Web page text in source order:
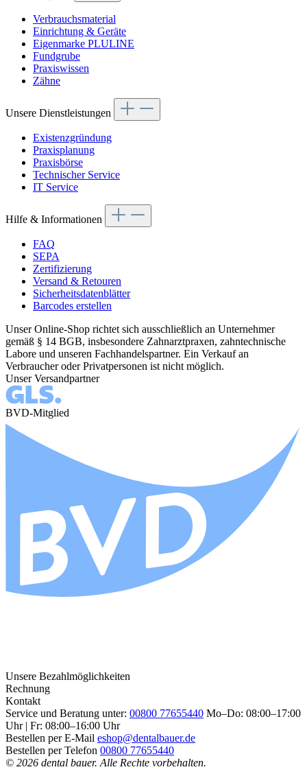
Verbrauchsmaterial
Einrichtung & Geräte
Eigenmarke PLULINE
Fundgrube
Praxiswissen
Zähne
Unsere Dienstleistungen
Existenzgründung
Praxisplanung
Praxisbörse
Technischer Service
IT Service
Hilfe & Informationen
FAQ
SEPA
Zertifizierung
Versand & Retouren
Sicherheitsdatenblätter
Barcodes erstellen
Unser Online-Shop richtet sich ausschließlich an Unternehmer
gemäß § 14 BGB, insbesondere Zahnarztpraxen, zahntechnische
Labore und unseren Fachhandelspartner. Ein Verkauf an
Verbraucher oder Privatpersonen ist nicht möglich.
Unser Versandpartner
BVD-Mitglied
Unsere Bezahlmöglichkeiten
Rechnung
Kontakt
Service und Beratung unter: 00800 77655440 Mo–Do: 08:00–17:00
Uhr | Fr: 08:00–16:00 Uhr
Bestellen per E-Mail eshop@dentalbauer.de
Bestellen per Telefon 00800 77655440
© 2026 dental bauer. Alle Rechte vorbehalten.